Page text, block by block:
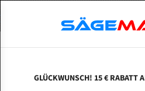
ABOUTS
ENGLISH
GLÜCKWUNSCH! 15 € RABATT